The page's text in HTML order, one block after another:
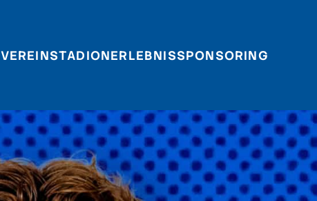
VEREINSTADIONERLEBNISSPONSORING